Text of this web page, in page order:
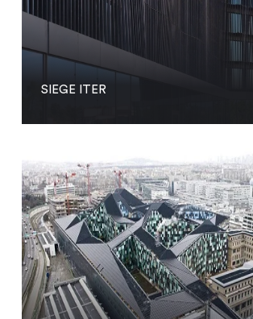
SIEGE ITER